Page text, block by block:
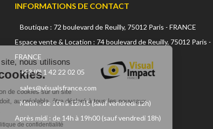
INFORMATIONS DE CONTACT
Boutique : 72 boulevard de Reuilly, 75012 Paris - FRANCE
Espace vente & Location : 74 boulevard de Reuilly, 75012 Paris -
FRANCE
+33 (0) 1 42 22 02 05
sales@visualsfrance.com
Matin : de 10h à 12h15 (sauf vendredi 12h)
Après midi : de 14h à 19h00 (sauf vendredi 18h)
Sur ce site, nous utilisons
des cookies.
L'utilisation de cookies sur un site
internet, doit, au préalable, être déclaré à tous les nouveaux
Lire la politique de confidentialité